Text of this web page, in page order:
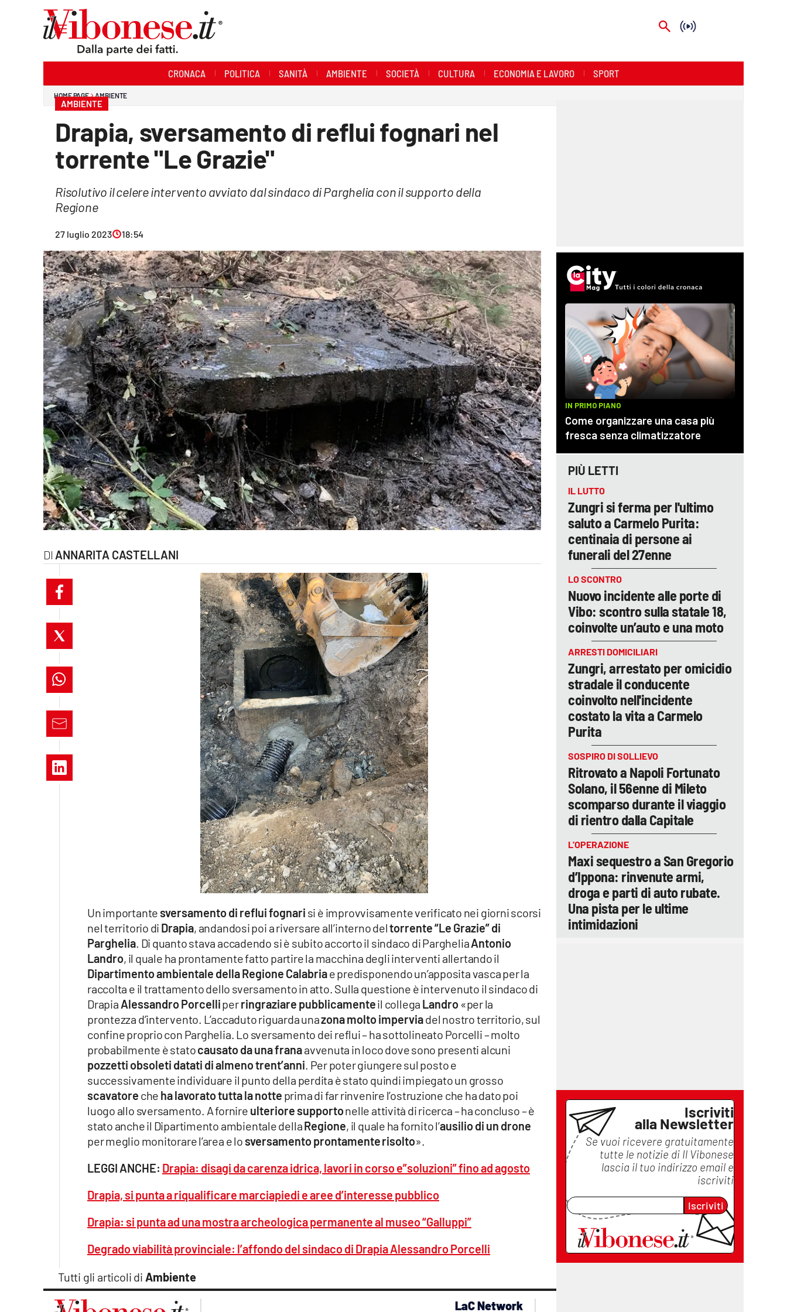
Streaming
Lac Network
lacitymag.it
cosenzachannel.it
ilvibonese.it
catanzarochannel.it
lacapitalenews.it
CRONACA POLITICA SANITÀ AMBIENTE SOCIETÀ CULTURA ECONOMIA E LAVORO SPORT
HOME PAGE AMBIENTE
AMBIENTE
Drapia, sversamento di reflui fognari nel
torrente "Le Grazie"
Risolutivo il celere intervento avviato dal sindaco di Parghelia con il supporto della
Regione
27 luglio 2023 18:54
ANNARITA CASTELLANI
Tutti gli articoli di Ambiente
Un importante sversamento di reflui fognari si è improvvisamente verificato nei giorni scorsi
nel territorio di Drapia, andandosi poi a riversare all’interno deltorrente “Le Grazie” di
Parghelia . Di quanto stava accadendo si è subito accorto il sindaco di PargheliaAntonio
Landro, il quale ha prontamente fatto partire la macchina degli interventi allertando il
Dipartimento ambientale della Regione Calabriae predisponendo un’apposita vasca per la
raccolta e il trattamento dello sversamento in atto. Sulla questione è intervenuto il sindaco di
Drapia Alessandro Porcelliperringraziare pubblicamenteil collega Landro«per la
prontezza d’intervento. L’accaduto riguarda unazona molto imperviadel nostro territorio, sul
confine proprio con Parghelia. Lo sversamento dei reflui – ha sottolineato Porcelli – molto
probabilmente è statocausato da una franaavvenuta in loco dove sono presenti alcuni
pozzetti obsoleti datati di almeno trent’anni . Per poter giungere sul posto e
successivamente individuare il punto della perdita è stato quindi impiegato un grosso
scavatore che ha lavorato tutta la notte prima di far rinvenire l’ostruzione che ha dato poi
luogo allo sversamento. A fornire ulteriore supportonelle attività di ricerca – ha concluso – è
stato anche il Dipartimento ambientale dellaRegione, il quale ha fornito l’ausilio di un drone
per meglio monitorare l’area e lo sversamento prontamenterisolto».
LEGGI ANCHE: Drapia: disagi da carenza idrica, lavori in corso e”soluzioni” fino ad agosto
Drapia, si punta a riqualificare marciapiedi e aree d’interesse pubblico
Drapia: si punta ad una mostra archeologica permanente al museo “Galluppi”
Degrado viabilità provinciale: l’affondo del sindaco di Drapia Alessandro Porcelli
PIÙ LETTI
IL LUTTO
Zungri si ferma per l'ultimo
saluto a Carmelo Purita:
centinaia di persone ai
funerali del 27enne
LO SCONTRO
Nuovo incidente alle porte di
Vibo: scontro sulla statale 18,
coinvolte un’auto e una moto
ARRESTI DOMICILIARI
Zungri, arrestato per omicidio
stradale il conducente
coinvolto nell'incidente
costato la vita a Carmelo
Purita
SOSPIRO DI SOLLIEVO
Ritrovato a Napoli Fortunato
Solano, il 56enne di Mileto
scomparso durante il viaggio
di rientro dalla Capitale
L’OPERAZIONE
Maxi sequestro a San Gregorio
d’Ippona: rinvenute armi,
droga e parti di auto rubate.
Una pista per le ultime
intimidazioni
Iscriviti
alla Newsletter
Se vuoi ricevere gratuitamente
tutte le notizie di Il Vibonese
lascia il tuo indirizzo email e
iscriviti
Iscriviti
LaC Network